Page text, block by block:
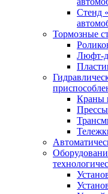
Стенд
Тормозные
Люфт-
Краны
Прессы